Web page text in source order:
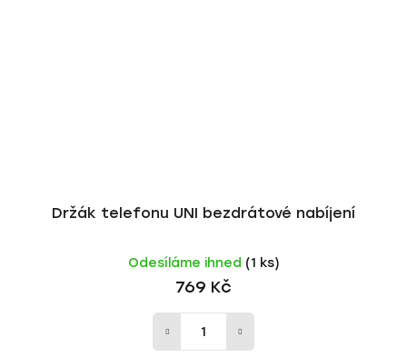
Držák telefonu UNI bezdrátové nabíjení
Odesíláme ihned (1 ks)
769 Kč